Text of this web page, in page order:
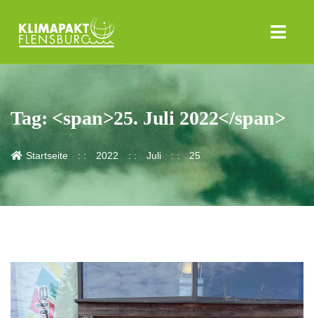
Tag: <span>25. Juli 2022</span>
Startseite 2022 Juli 25